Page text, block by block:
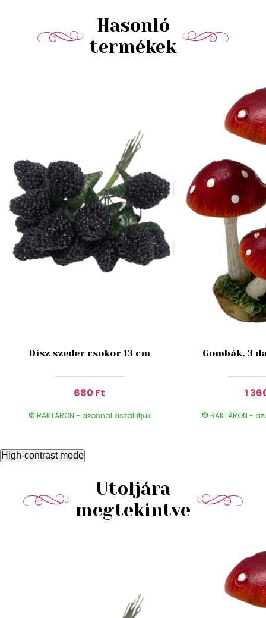
Hasonló
termékek
Dísz szeder csokor 13 cm
680 Ft
RAKTÁRON - azonnal kiszállítjuk
Gombák, 3
1
RAKTÁRON -
High-contrast mode
Utoljára
megtekintve